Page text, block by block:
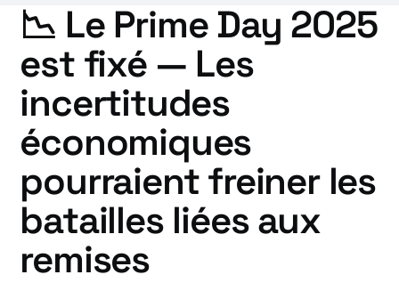
📉 Le Prime Day 2025
est fixé — Les
incertitudes
économiques
pourraient freiner les
batailles liées aux
remises